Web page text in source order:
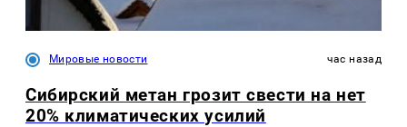
Мировые новости час назад
Сибирский метан грозит свести на нет
20% климатических усилий